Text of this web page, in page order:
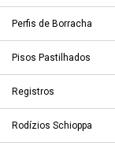
Perfis de Borracha
Pisos Pastilhados
Registros
Rodízios Schioppa